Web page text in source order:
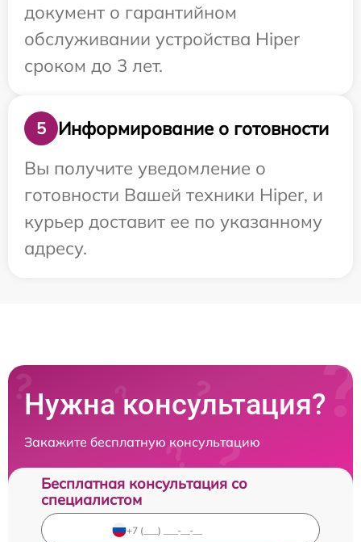
документ о гарантийном
обслуживании устройства Hiper
сроком до 3 лет.
5
Информирование о готовности
Вы получите уведомление о
готовности Вашей техники Hiper, и
курьер доставит ее по указанному
адресу.
Нужна консультация?
Закажите бесплатную консультацию
Бесплатная консультация со
специалистом